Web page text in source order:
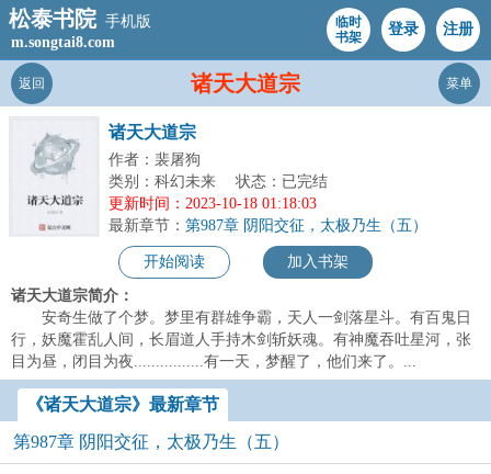
松泰书院 手机版
m.songtai8.com
临时
书架
登录 注册
诸天大道宗
返回 菜单
诸天大道宗
作者：裴屠狗
类别：科幻未来
状态：已完结
更新时间：2023-10-18 01:18:03
最新章节： 第987章 阴阳交征，太极乃生（五）
开始阅读 加入书架
诸天大道宗简介：
安奇生做了个梦。梦里有群雄争霸，天人一剑落星斗。有百鬼日
行，妖魔霍乱人间，长眉道人手持木剑斩妖魂。有神魔吞吐星河，张
目为昼，闭目为夜................有一天，梦醒了，他们来了。...
《诸天大道宗》最新章节
第987章 阴阳交征，太极乃生（五）